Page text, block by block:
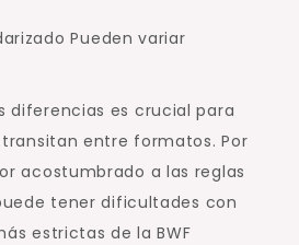
Pueden variar
diferencias es crucial para
entre formatos. Por
acostumbrado a las reglas
tener dificultades con
estrictas de la BWF